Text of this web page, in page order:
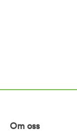
Om oss